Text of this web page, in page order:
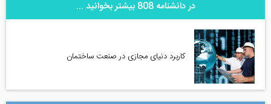
در دانشنامه 808 بیشتر بخوانید ...
کاربرد دنیای مجازی در صنعت ساختمان